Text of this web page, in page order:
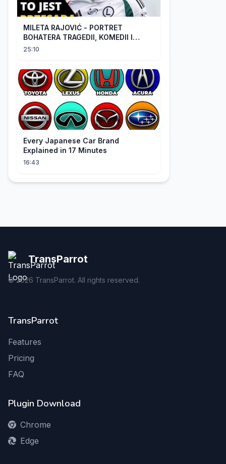
MILETA RAJOVIĆ - PORTRET
BOHATERA TRAGEDII, KOMEDII I
DRAMATU
25:10
Every Japanese Car Brand
Explained in 17 Minutes
16:43
TransParrot
©2026 TransParrot. All rights reserved.
TransParrot
Features
Pricing
FAQ
Plugin Download
Chrome
Edge